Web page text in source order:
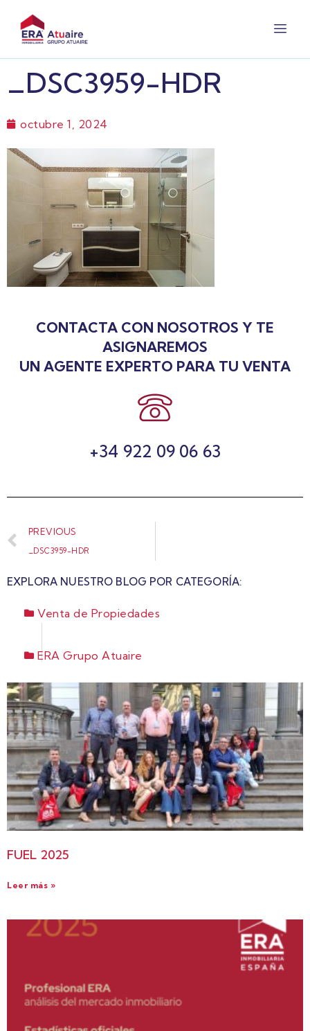
_DSC3959-HDR
octubre 1, 2024
CONTACTA CON NOSOTROS Y TE
ASIGNAREMOS
UN AGENTE EXPERTO PARA TU VENTA
+34 922 09 06 63
PREVIOUS
_DSC3959-HDR
EXPLORA NUESTRO BLOG POR CATEGORÍA:
Venta de Propiedades
ERA Grupo Atuaire
FUEL 2025
Leer más »